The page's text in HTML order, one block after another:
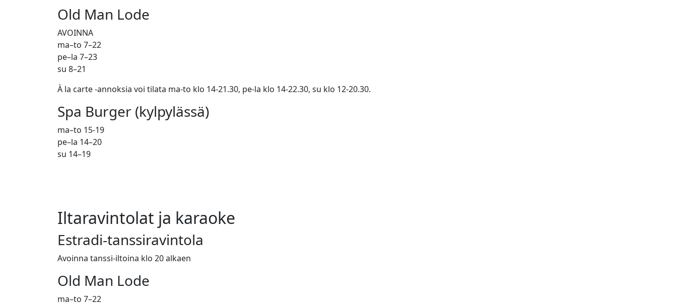
Old Man Lode
AVOINNA
ma–to 7–22
pe–la 7–23
su 8–21
À la carte -annoksia voi tilata ma-to klo 14-21.30, pe-la klo 14-22.30, su klo 12-20.30.
Spa Burger (kylpylässä)
ma–to 15-19
pe–la 14–20
su 14–19
Iltaravintolat ja karaoke
Estradi-tanssiravintola
Avoinna tanssi-iltoina klo 20 alkaen
Old Man Lode
ma–to 7–22